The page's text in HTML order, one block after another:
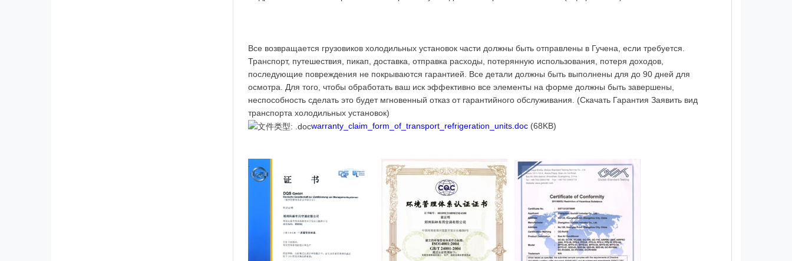
Все возвращается грузовиков холодильных установок части должны быть отправлены в Гучена , если требуется.
Транспорт, путешествия пикап , доставка , отправка расходы, потерянную использования потеря доходов,
последующие повреждения не покрываются гарантией. Все детали должны быть выполнены для до 90 дней для
осмотра.
Для того, чтобы обработать ваш иск эффективно все элементы на форме должны быть завершены
неспособность сделать это будет мгновенный отказ от гарантийного обслуживания (Скачать Гарантия Заявить вид
транспорта холодильных установок)
warranty_claim_form_of_transport_refrigeration_units.doc (68KB)